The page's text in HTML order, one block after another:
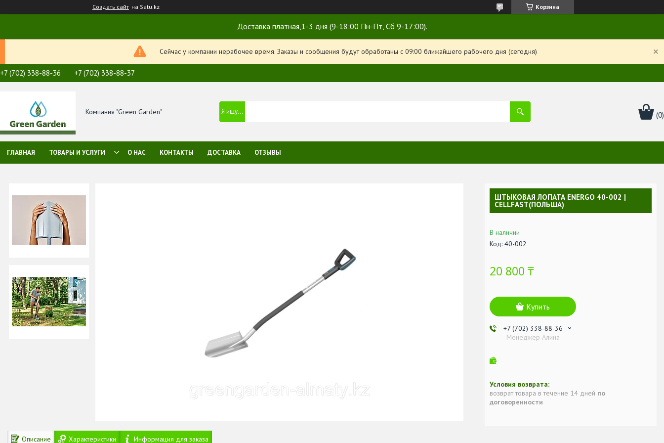
Создать сайт на Satu.kz Корзина
Доставка платная,1-3 дня (9-18:00 Пн-Пт, Сб 9-17:00).
Сейчас у компании нерабочее время. Заказы и сообщения будут обработаны с 09:00 ближайшего рабочего дня (сегодня)
+7 (702) 338-88-36 +7 (702) 338-88-37
Компания "Green Garden"
ГЛАВНАЯ ТОВАРЫ И УСЛУГИ О НАС КОНТАКТЫ ДОСТАВКА ОТЗЫВЫ
Описание Характеристики Информация для заказа
ШТЫКОВАЯ ЛОПАТА ENERGO 40-002 |
CELLFAST(ПОЛЬША)
В наличии
Код: 40-002
20 800 ₸
Купить
+7 (702) 338-88-36
Менеджер Алина
возврат товара в течение 14 дней по
договоренности